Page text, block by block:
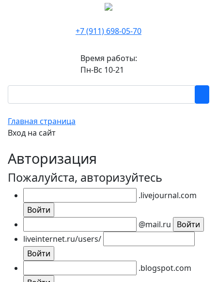
+7 (911) 698-05-70
Время работы:
Пн-Вс 10-21
Главная страница
Вход на сайт
Авторизация
Пожалуйста, авторизуйтесь
.livejournal.com
@mail.ru
liveinternet.ru/users/
.blogspot.com